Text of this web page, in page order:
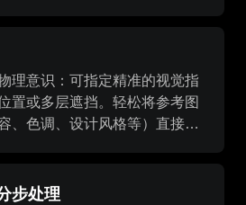
理意识：可指定精准的视觉指
置或多层遮挡。轻松将参考图
、色调、设计风格等）直接迁
步处理